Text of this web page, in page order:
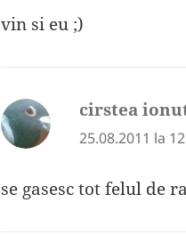
vin si eu ;)
cirstea
25.08.2011 la
se gasesc tot felul de